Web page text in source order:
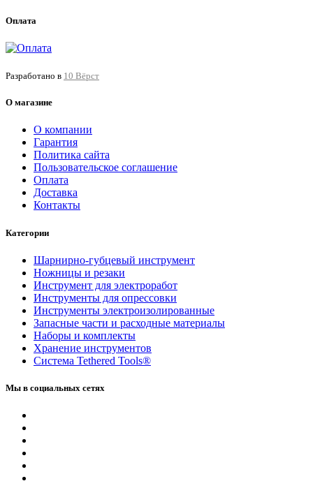
Оплата
Разработано в 10 Вёрст
О магазине
О компании
Гарантия
Политика сайта
Пользовательское соглашение
Оплата
Доставка
Контакты
Категории
Шарнирно-губцевый инструмент
Ножницы и резаки
Инструмент для электроработ
Инструменты для опрессовки
Инструменты электроизолированные
Запасные части и расходные материалы
Наборы и комплекты
Хранение инс­тру­мен­тов
Система Tethered Tools®
Мы в социальных сетях